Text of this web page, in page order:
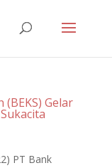
Gelar
PT Bank